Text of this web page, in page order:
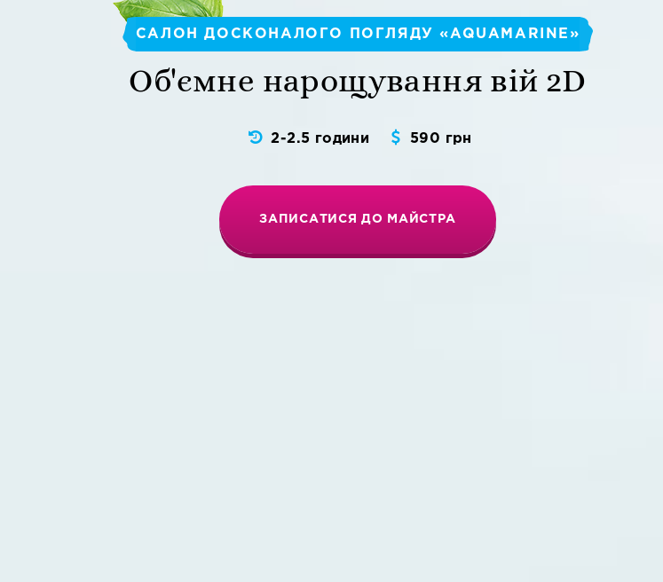
САЛОН ДОСКОНАЛОГО ПОГЛЯДУ «AQUAMARINE»
Об'ємне нарощування вій 2D
2-2.5 години 590 грн
ЗАПИСАТИСЯ ДО МАЙСТРА